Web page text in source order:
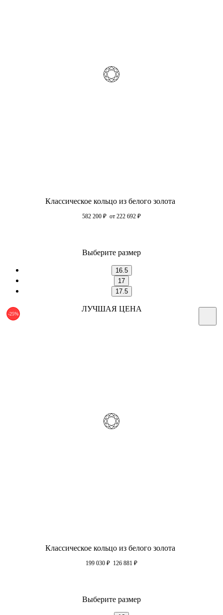
Классическое кольцо из белого золота
582 200 ₽ от 222 692 ₽
Выберите размер
16.5
17
17.5
-25%
ЛУЧШАЯ ЦЕНА
Классическое кольцо из белого золота
199 030 ₽ 126 881 ₽
Выберите размер